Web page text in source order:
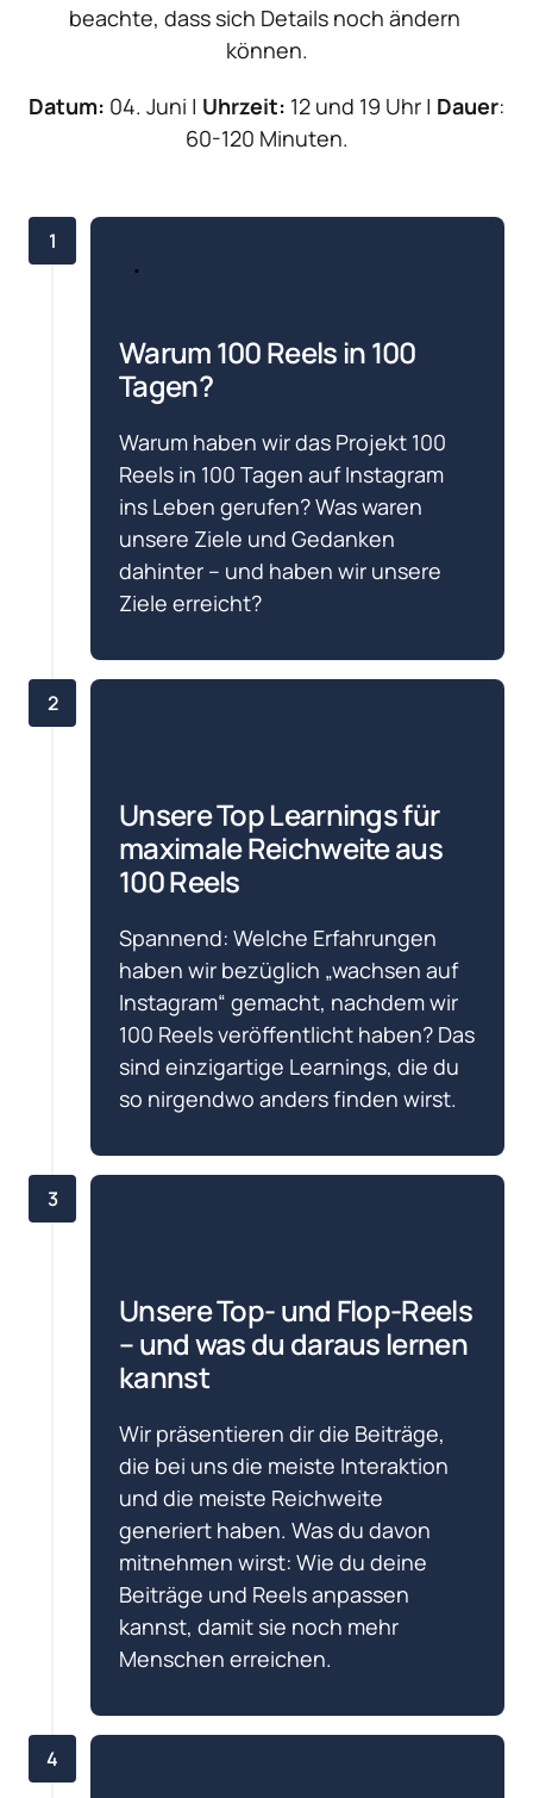
beachte, dass sich Details noch ändern
können.
Datum: 04. Juni | Uhrzeit: 12 und 19 Uhr | Dauer:
60-120 Minuten.
1
Warum 100 Reels in 100
Tagen?
Warum haben wir das Projekt 100
Reels in 100 Tagen auf Instagram
ins Leben gerufen? Was waren
unsere Ziele und Gedanken
dahinter – und haben wir unsere
Ziele erreicht?
2
Unsere Top Learnings für
maximale Reichweite aus
100 Reels
Spannend: Welche Erfahrungen
haben wir bezüglich „wachsen auf
Instagram“ gemacht, nachdem wir
100 Reels veröffentlicht haben? Das
sind einzigartige Learnings, die du
so nirgendwo anders finden wirst.
3
Unsere Top- und Flop-Reels
– und was du daraus lernen
kannst
Wir präsentieren dir die Beiträge,
die bei uns die meiste Interaktion
und die meiste Reichweite
generiert haben. Was du davon
mitnehmen wirst: Wie du deine
Beiträge und Reels anpassen
kannst, damit sie noch mehr
Menschen erreichen.
4